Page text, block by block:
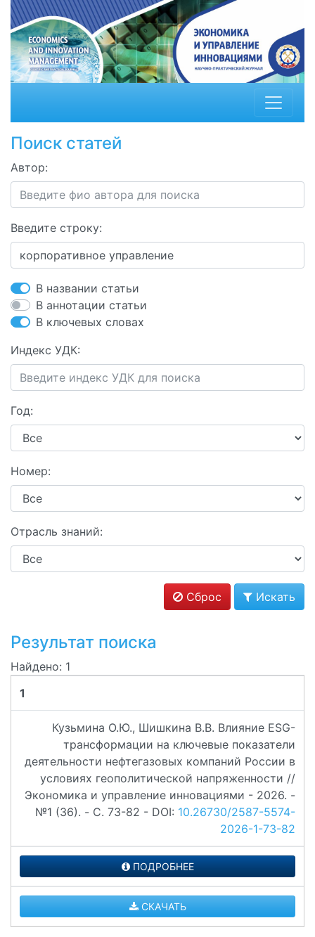
Поиск статей
Автор:
Введите строку:
В названии статьи
В аннотации статьи
В ключевых словах
Индекс УДК:
Год:
Номер:
Отрасль знаний:
Сброс Искать
Результат поиска
Найдено: 1
1
Кузьмина О.Ю., Шишкина В.В. Влияние ESG-
трансформации на ключевые показатели
деятельности нефтегазовых компаний России в
условиях геополитической напряженности //
Экономика и управление инновациями - 2026. -
№1 (36). - C. 73-82 - DOI: 10.26730/2587-5574-
2026-1-73-82
ПОДРОБНЕЕ
СКАЧАТЬ